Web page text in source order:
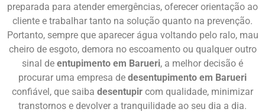
preparada para atender emergências, oferecer orientação ao
cliente e trabalhar tanto na solução quanto na prevenção.
Portanto, sempre que aparecer água voltando pelo ralo, mau
cheiro de esgoto, demora no escoamento ou qualquer outro
sinal de entupimento em Barueri, a melhor decisão é
procurar uma empresa de desentupimento em Barueri
confiável, que saiba desentupir com qualidade, minimizar
transtornos e devolver a tranquilidade ao seu dia a dia.